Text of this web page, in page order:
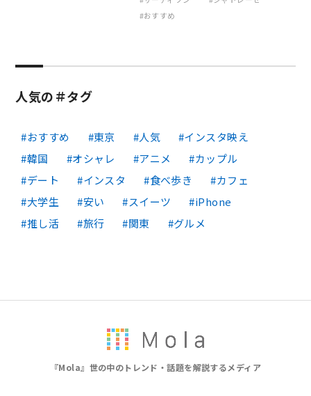
おすすめ
人気の＃タグ
おすすめ 東京 人気
インスタ映え
韓国
オシャレ アニメ
カップル
デート
インスタ 食べ歩き
カフェ
大学生
安い スイーツ
iPhone
推し活
旅行 関東 グルメ
『Mola』世の中のトレンド・話題を解説するメディア